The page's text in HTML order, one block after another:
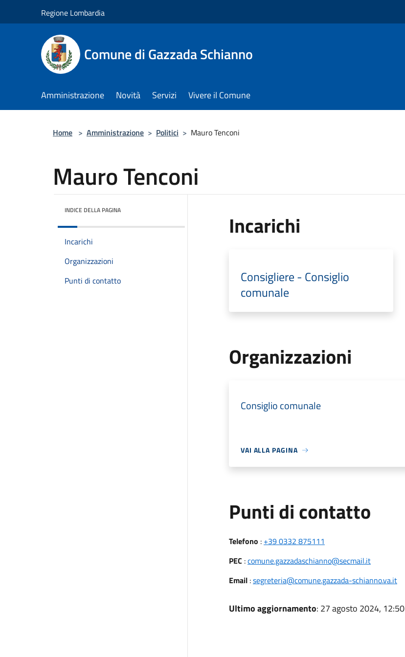
Regione Lombardia
Comune di Gazzada Schianno
Amministrazione Novità Servizi Vivere il Comune
Home > Amministrazione > Politici > Mauro Tenconi
Mauro Tenconi
INDICE DELLA PAGINA
Incarichi
Organizzazioni
Punti di contatto
Incarichi
Consigliere - Consiglio
comunale
Organizzazioni
Consiglio comunale
VAI ALLA PAGINA
Punti di contatto
Telefono : +39 0332 875111
PEC :comune.gazzadaschianno@secmail.it
Email:segreteria@comune.gazzada-schianno.va.it
Ultimo aggiornamento: 27 agosto 2024, 12:50